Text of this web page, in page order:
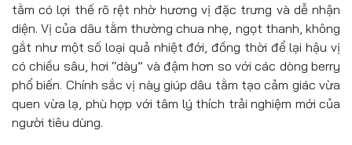
tằm có lợi thế rõ rệt nhờ hương vị đặc trưng và dễ nhận
diện. Vị của dâu tằm thường chua nhẹ, ngọt thanh, không
gắt như một số loại quả nhiệt đới, đồng thời để lại hậu vị
có chiều sâu, hơi “dày” và đậm hơn so với các dòng berry
phổ biến. Chính sắc vị này giúp dâu tằm tạo cảm giác vừa
quen vừa lạ, phù hợp với tâm lý thích trải nghiệm mới của
người tiêu dùng.